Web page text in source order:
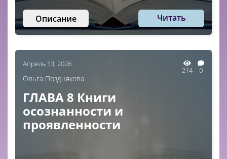
Описание Читать
Апрель 13, 2026
214 0
Ольга Позднякова
ГЛАВА 8 Книги
осознанности и
проявленности